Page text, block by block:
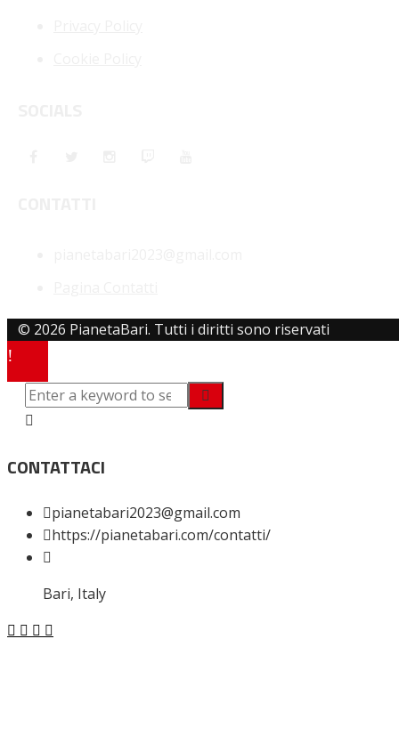
© 2026 PianetaBari. Tutti i diritti sono riservati
CONTATTACI
pianetabari2023@gmail.com
https://pianetabari.com/contatti/
Bari, Italy